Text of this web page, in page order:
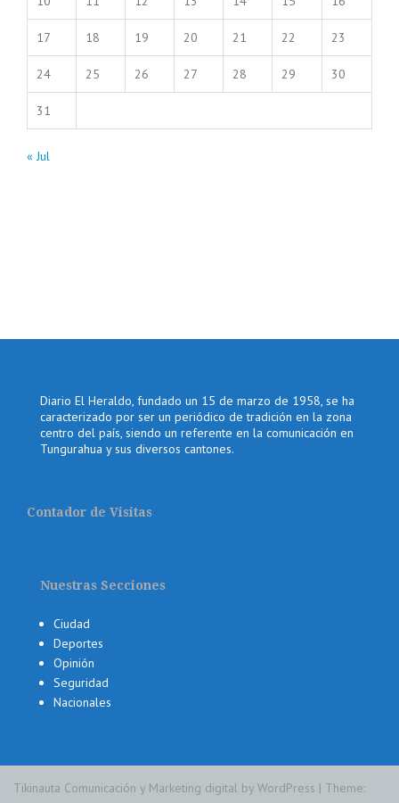
17 18 19 20 21 22 23
24 25 26 27 28 29 30
31
« Jul
Diario El Heraldo, fundado un 15 de marzo de 1958, se ha
caracterizado por ser un periódico de tradición en la zona
centro del país, siendo un referente en la comunicación en
Tungurahua y sus diversos cantones.
Contador de Visitas
Nuestras Secciones
Ciudad
Deportes
Opinión
Seguridad
Nacionales
Tikinauta Comunicación y Marketing digital by WordPress | Theme: